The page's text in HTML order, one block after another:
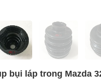
bụi láp trong Mazda